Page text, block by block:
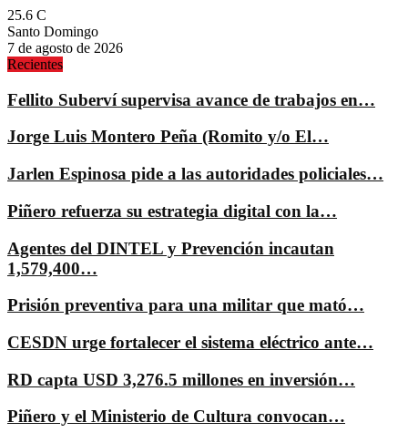
25.6 C
Santo Domingo
7 de agosto de 2026
Recientes
Fellito Suberví supervisa avance de trabajos en…
Jorge Luis Montero Peña (Romito y/o El…
Jarlen Espinosa pide a las autoridades policiales…
Piñero refuerza su estrategia digital con la…
Agentes del DINTEL y Prevención incautan
1,579,400…
Prisión preventiva para una militar que mató…
CESDN urge fortalecer el sistema eléctrico ante…
RD capta USD 3,276.5 millones en inversión…
Piñero y el Ministerio de Cultura convocan…